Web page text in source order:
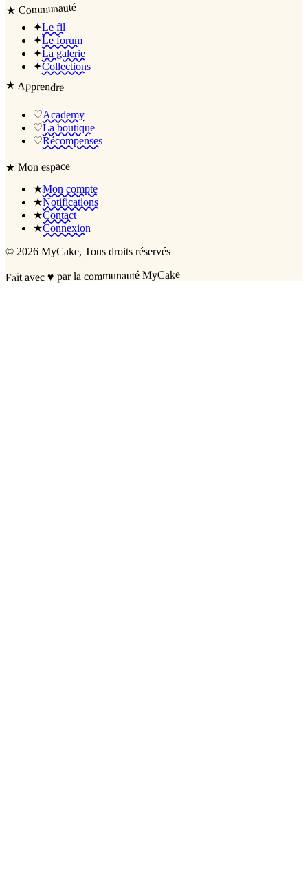
★ Communauté
✦Le fil
✦Le forum
✦La galerie
✦Collections
★Apprendre
♡Academy
♡La boutique
♡Récompenses
★Mon espace
★Mon compte
★Notifications
★Contact
★Connexion
© 2026 MyCake, Tous droits réservés
Fait avec♥ par la communauté MyCake